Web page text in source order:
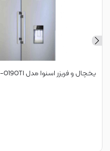
یخچال و فریزر اسنوا مدل SN5-0190TI